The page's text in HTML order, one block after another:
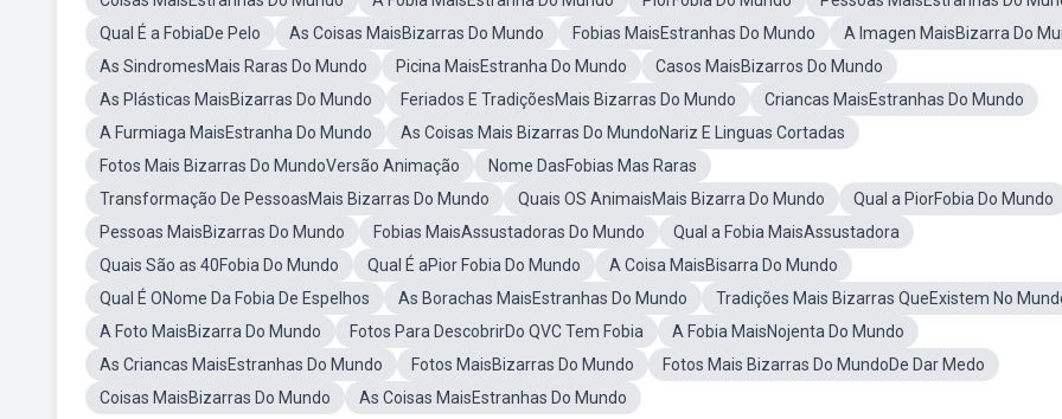
Qual É a FobiaDe Pelo
As Coisas MaisBizarras Do Mundo Fobias MaisEstranhas Do Mundo
A Imagen MaisBizarra Do
As SindromesMais Raras Do Mundo
Picina MaisEstranha Do Mundo
Casos MaisBizarros Do Mundo
As Plásticas MaisBizarras Do Mundo
Feriados E TradiçõesMais Bizarras Do Mundo
Criancas MaisEstranhas Do Mundo
A Furmiaga MaisEstranha Do Mundo
As Coisas Mais Bizarras Do MundoNariz E Linguas Cortadas
Fotos Mais Bizarras Do MundoVersão Animação
Nome DasFobias Mas Raras
Transformação De PessoasMais Bizarras Do Mundo
Quais OS AnimaisMais Bizarra Do Mundo
Qual a PiorFobia Do Mundo
Pessoas MaisBizarras Do Mundo
Fobias MaisAssustadoras Do Mundo
Qual a Fobia MaisAssustadora
Quais São as 40Fobia Do Mundo
Qual É aPior Fobia Do Mundo
A Coisa MaisBisarra Do Mundo
Qual É ONome Da Fobia De Espelhos
As Borachas MaisEstranhas Do Mundo
Tradições Mais Bizarras QueExistem No
A Foto MaisBizarra Do Mundo
Fotos Para DescobrirDo QVC Tem Fobia
A Fobia MaisNojenta Do Mundo
As Criancas MaisEstranhas Do Mundo
Fotos MaisBizarras Do Mundo
Fotos Mais Bizarras Do MundoDe Dar Medo
Coisas MaisBizarras Do Mundo
As Coisas MaisEstranhas Do Mundo